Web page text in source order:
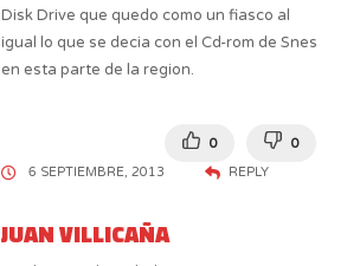
Disk Drive que quedo como un fiasco al
igual lo que se decia con el Cd-rom de Snes
en esta parte de la region.
0
0
6 SEPTIEMBRE, 2013
REPLY
JUAN VILLICAÑA